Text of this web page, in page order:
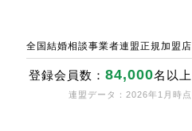
全国結婚相談事業者連盟正規加盟店
登録会員数： 84,000名以上
連盟データ：2026年1月時点